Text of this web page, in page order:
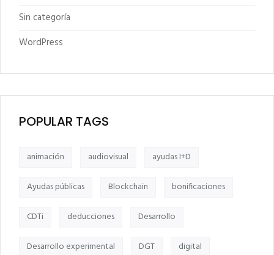
Sin categoría
WordPress
POPULAR TAGS
animación audiovisual ayudas I+D
Ayudas públicas Blockchain bonificaciones
CDTi deducciones Desarrollo
Desarrollo experimental DGT digital